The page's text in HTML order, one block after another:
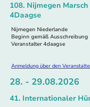
108. Nijmegen Marsch
4Daagse
Nijmegen Niederlande
Beginn gemäß Ausschreibung
Veranstalter 4daagse
Anmeldung über den
28. - 29.08.2026
41. Internationaler